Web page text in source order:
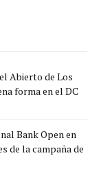
Abierto de Los
forma en el DC
Bank Open en
de la campaña de